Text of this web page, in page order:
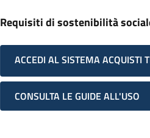
Requisiti di sostenibilità
ACCEDI AL SISTEMA ACQUISTI
CONSULTA LE GUIDE ALL'USO